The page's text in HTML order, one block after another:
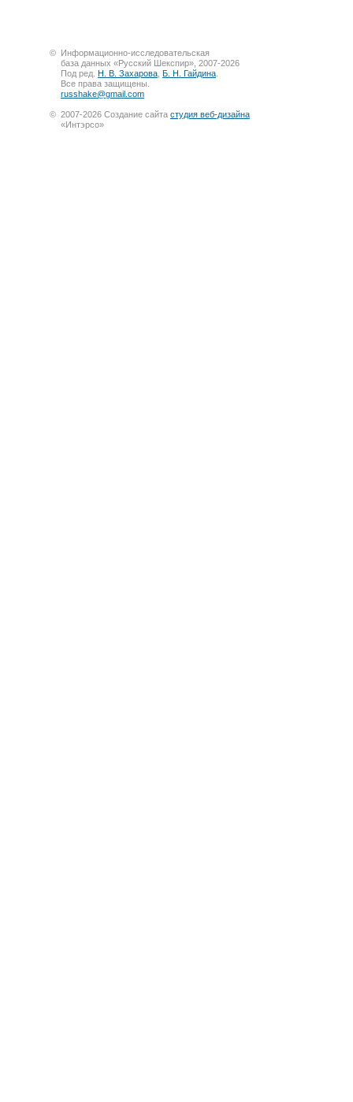
© Информационно-исследовательская
база данных «Русский Шекспир», 2007-2026
Под ред. Н. В. Захарова Б. Н. Гайдина
Все права защищены.
russhake@gmail.com
© 2007-2026 Создание сайта студия веб-дизайна
«Интэрсо»